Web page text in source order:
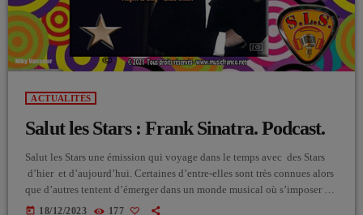
ACTUALITÉS
Salut les Stars : Frank Sinatra. Podcast.
Salut les Stars une émission qui voyage dans le temps avec des Stars
d’hier et d’aujourd’hui. Certaines d’entre-elles sont très connues alors
que d’autres tentent d’émerger dans un monde musical où s’imposer est
très souvent mission impossible.
today 18/12/2023 177